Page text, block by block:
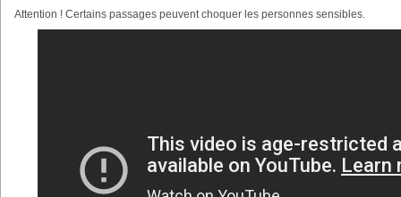
Attention ! Certains passages peuvent choquer les personnes sensibles.